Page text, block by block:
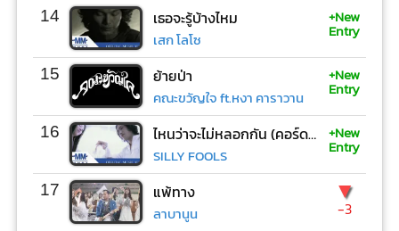
14 เธอจะรู้บ้างไหม
เสก โลโซ
+New
Entry
15 ย้ายป่า
คณะขวัญใจ ft.หงา คาราวาน
+New
Entry
16 ไหนว่าจะไม่หลอกกัน (คอร์ด ง่ายๆ)
SILLY FOOLS
+New
Entry
17 แพ้ทาง
ลาบานูน
▼
-3